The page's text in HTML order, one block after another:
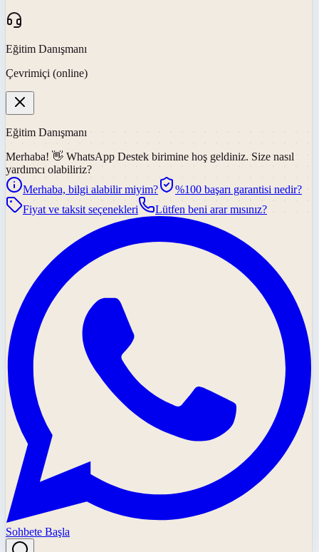
Eğitim Danışmanı
Çevrimiçi (online)
Eğitim Danışmanı
Merhaba! 👋 WhatsApp Destek birimine hoş geldiniz. Size nasıl
yardımcı olabiliriz?
Merhaba, bilgi alabilir miyim?
%100 başarı garantisi nedir?
Fiyat ve taksit seçenekleri
Lütfen beni arar mısınız?
Sohbete Başla